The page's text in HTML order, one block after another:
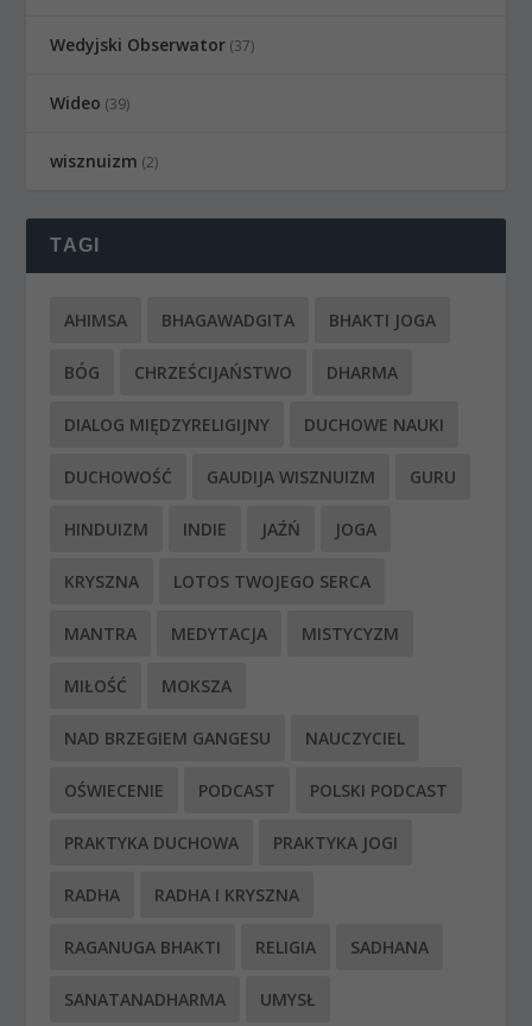
Wedyjski Obserwator (37)
Wideo (39)
wisznuizm (2)
TAGI
AHIMSA BHAGAWADGITA BHAKTI JOGA
BÓG CHRZEŚCIJAŃSTWO DHARMA
DIALOG MIĘDZYRELIGIJNY DUCHOWE NAUKI
DUCHOWOŚĆ GAUDIJA WISZNUIZM GURU
HINDUIZM INDIE JAŹŃ JOGA
KRYSZNA LOTOS TWOJEGO SERCA
MANTRA MEDYTACJA MISTYCYZM
MIŁOŚĆ MOKSZA
NAD BRZEGIEM GANGESU NAUCZYCIEL
OŚWIECENIE PODCAST POLSKI PODCAST
PRAKTYKA DUCHOWA PRAKTYKA JOGI
RADHA RADHA I KRYSZNA
RAGANUGA BHAKTI RELIGIA SADHANA
SANATANADHARMA UMYSŁ